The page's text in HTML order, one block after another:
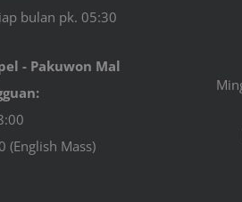
bulan pk. 05:30
- Pakuwon Mal
(English Mass)